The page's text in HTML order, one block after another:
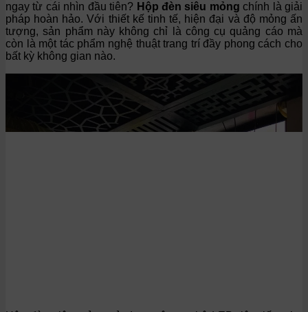
ngay từ cái nhìn đầu tiên? Hộp đèn siêu mỏng chính là giải
pháp hoàn hảo. Với thiết kế tinh tế, hiện đại và độ mỏng ấn
tượng, sản phẩm này không chỉ là công cụ quảng cáo mà
còn là một tác phẩm nghệ thuật trang trí đầy phong cách cho
bất kỳ không gian nào.